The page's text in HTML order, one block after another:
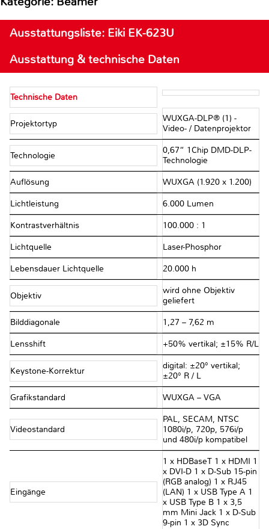
Ausstattungsliste: Eiki EK-623U
Ausstattung & technische Daten
Technische Daten
Projektortyp
WUXGA-DLP® (1) -
Video- / Datenprojektor
Technologie
0,67“ 1Chip DMD-DLP-
Technologie
Auflösung WUXGA (1.920 x 1.200)
Lichtleistung 6.000 Lumen
Kontrastverhältnis 100.000 : 1
Lichtquelle Laser-Phosphor
Lebensdauer Lichtquelle 20.000 h
Objektiv
wird ohne Objektiv
geliefert
Bilddiagonale 1,27 – 7,62 m
Lensshift +50% vertikal; ±15% R/L
Keystone-Korrektur
digital: ±20° vertikal;
±20° R / L
Grafikstandard WUXGA – VGA
Videostandard
PAL, SECAM, NTSC
1080i/p, 720p, 576i/p
und 480i/p kompatibel
Eingänge
1 x HDBaseT 1 x HDMI 1
x DVI-D 1 x D-Sub 15-pin
(RGB analog) 1 x RJ45
(LAN) 1 x USB Type A 1
x USB Type B 1 x 3,5
mm Mini Jack 1 x D-Sub
9-pin 1 x 3D Sync